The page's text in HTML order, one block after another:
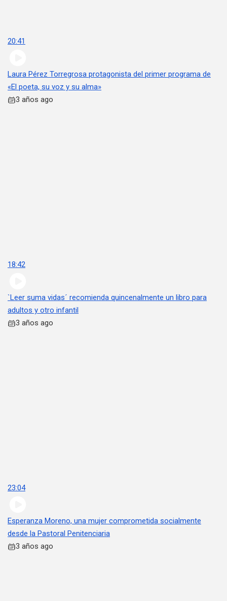
20:41
Laura Pérez Torregrosa protagonista del primer programa de
«El poeta, su voz y su alma»
3 años ago
18:42
`Leer suma vidas´ recomienda quincenalmente un libro para
adultos y otro infantil
3 años ago
23:04
Esperanza Moreno, una mujer comprometida socialmente
desde la Pastoral Penitenciaria
3 años ago